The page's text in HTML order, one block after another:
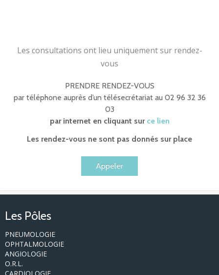
Les consultations ont lieu uniquement sur rendez-
vous
PRENDRE RENDEZ-VOUS
par téléphone auprès d’un télésecrétariat au 02 96 32 36
03
par internet en cliquant sur ce lien
Les rendez-vous ne sont pas donnés sur place
Appeler
Les Pôles
PNEUMOLOGIE
OPHTALMOLOGIE
ANGIOLOGIE
O.R.L.
CARDIOLOGIE